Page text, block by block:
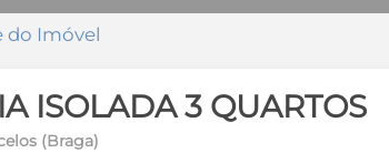
do Imóvel
ISOLADA 3 QUARTOS
(Braga)